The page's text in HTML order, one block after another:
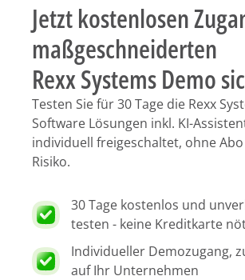
Jetzt kostenlosen
maßgeschneiderten
Rexx Systems Demo
Testen Sie für 30 Tage die Rexx
Software Lösungen inkl. KI-
individuell freigeschaltet, ohne
Risiko.
30 Tage kostenlos und
testen - keine Kreditkarte
Individueller Demozugang,
auf Ihr Unternehmen